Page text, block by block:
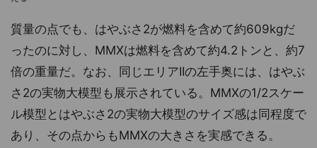
質量の点でも、はやぶさ2が燃料を含めて約609kgだ
ったのに対し、MMXは燃料を含めて約4.2トンと、約7
倍の重量だ。なお、同じエリアIIの左手奥には、はやぶ
さ2の実物大模型も展示されている。MMXの1/2スケー
ル模型とはやぶさ2の実物大模型のサイズ感は同程度で
あり、その点からもMMXの大きさを実感できる。